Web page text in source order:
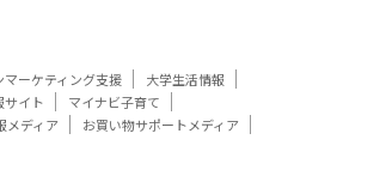
マーケティング支援
大学生活情報
サイト
マイナビ子育て
メディア
お買い物サポートメディア